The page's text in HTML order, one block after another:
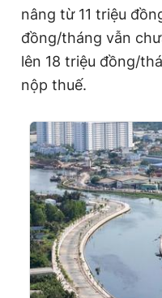
nâng từ 11 triệu
đồng/tháng vẫn
lên 18 triệu đồng/
nộp thuế.